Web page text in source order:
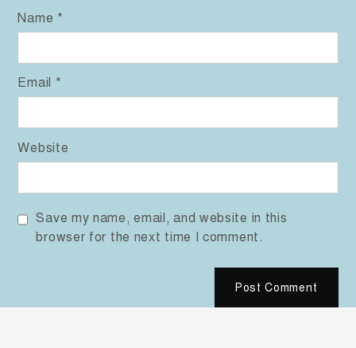
Name *
Email *
Website
Save my name, email, and website in this
browser for the next time I comment.